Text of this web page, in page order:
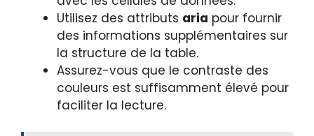
Utilisez des attributs aria pour fournir
des informations supplémentaires sur
la structure de la table.
Assurez-vous que le contraste des
couleurs est suffisamment élevé pour
faciliter la lecture.